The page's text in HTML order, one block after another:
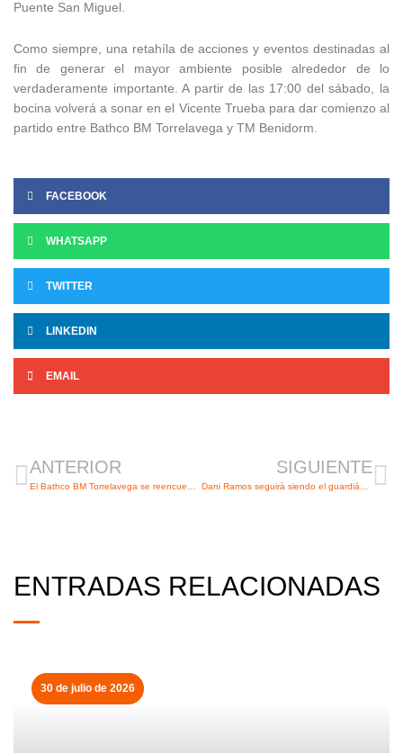
Puente San Miguel.
Como siempre, una retahíla de acciones y eventos destinadas al
fin de generar el mayor ambiente posible alrededor de lo
verdaderamente importante. A partir de las 17:00 del sábado, la
bocina volverá a sonar en el Vicente Trueba para dar comienzo al
partido entre Bathco BM Torrelavega y TM Benidorm.
FACEBOOK
WHATSAPP
TWITTER
LINKEDIN
EMAIL
ANTERIOR
El Bathco BM Torrelavega se reencuentra con su mejor cara
SIGUIENTE
Dani Ramos seguirá siendo el guardián del pivote naranja
ENTRADAS RELACIONADAS
30 de julio de 2026